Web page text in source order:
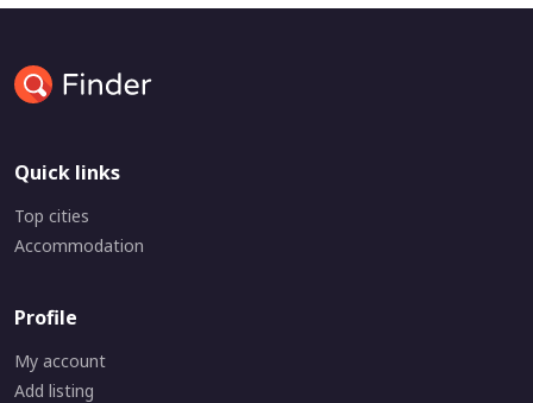
Quick links
Top cities
Accommodation
Profile
My account
Add listing